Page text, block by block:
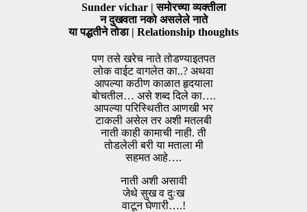
Sunder vichar | समोरच्या व्यक्तीला
न दुखवता नको असलेले नाते
या पद्धतीने तोडा | Relationship thoughts
पण तसे खरेच नाते तोडण्याइतपत
लोक वाईट वागलेत का..? अथवा
आपल्या कठीण काळात हृदयाला
बोचतील… असे शब्द दिले का….
आपल्या परिस्थितीत आणखी भर
टाकली असेल तर अशी मतलबी
नाती काही कामाची नाही. ती
तोडलेली बरी या मताला मी
सहमत आहे….
नाती अशी असावी
जेथे सुख व दुःख
वाटून घेणारी….!